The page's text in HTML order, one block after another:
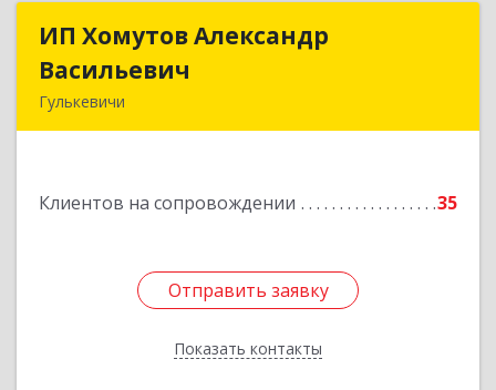
ИП Хомутов Александр
Васильевич
Гулькевичи
Клиентов на сопровождении 35
Отправить заявку
Показать контакты
ИП Хомутов Александр
Подробнее
Отправить заявку
Назад